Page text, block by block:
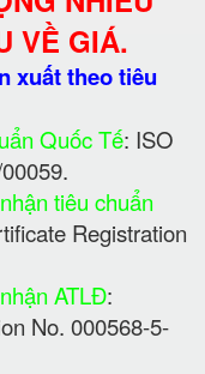
VỀ GIÁ.
xuất theo tiêu
Quốc Tế: ISO
tiêu chuẩn
Registration
ATLĐ:
No. 000568-5-